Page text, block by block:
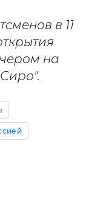
в 11
на